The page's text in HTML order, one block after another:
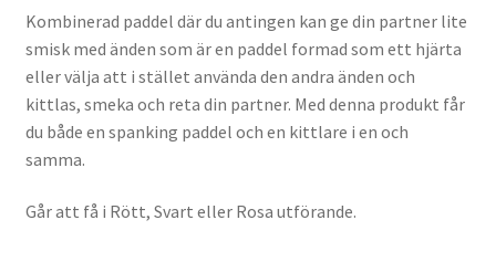
Kombinerad paddel där du antingen kan ge din partner lite
smisk med änden som är en paddel formad som ett hjärta
eller välja att i stället använda den andra änden och
kittlas, smeka och reta din partner. Med denna produkt får
du både en spanking paddel och en kittlare i en och
samma.
Går att få i Rött, Svart eller Rosa utförande.